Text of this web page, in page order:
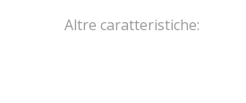
Altre caratteristiche: